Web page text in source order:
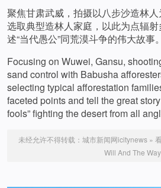
聚焦甘肃武威，拍摄以八步沙造林人
选取典型造林人家庭，以此为点辐
述“当代愚公”同荒漠斗争的伟大故事。
Focusing on Wuwei, Gansu,
sand control with Babusha
selecting typical afforestation
faceted points and tell the great
fools” fighting the desert from all
未经允许不得转载： 城市新闻网icitynews»
Will And The Way